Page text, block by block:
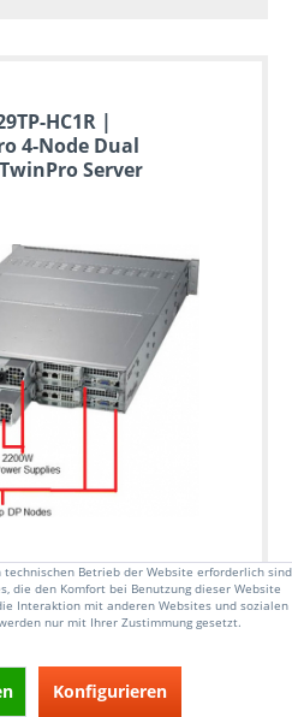
HC1R |
4-Node Dual
Server
HIGHLIGHT
Nodes auf 2HE
bis zu 165W TDP
Betrieb der Website erforderlich sind
die den Komfort bei Benutzung dieser Website
Interaktion mit anderen Websites und sozialen
nur mit Ihrer Zustimmung gesetzt.
Konfigurieren